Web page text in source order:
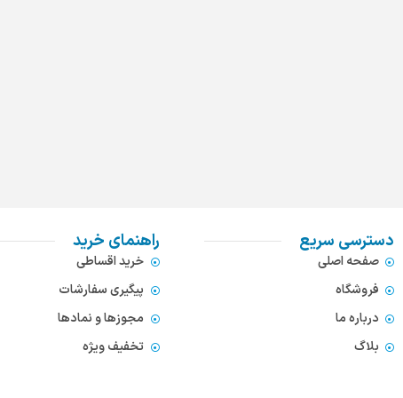
دسترسی سریع
صفحه اصلی
فروشگاه
درباره ما
بلاگ
راهنمای خرید
خرید اقساطی
پیگیری سفارشات
مجوزها و نمادها
تخفیف ویژه